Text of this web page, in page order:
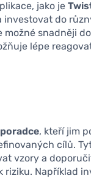
jako je
investovat do
možné snadněji
lépe
, kteří jim
cílů.
vzory a
riziku. Například